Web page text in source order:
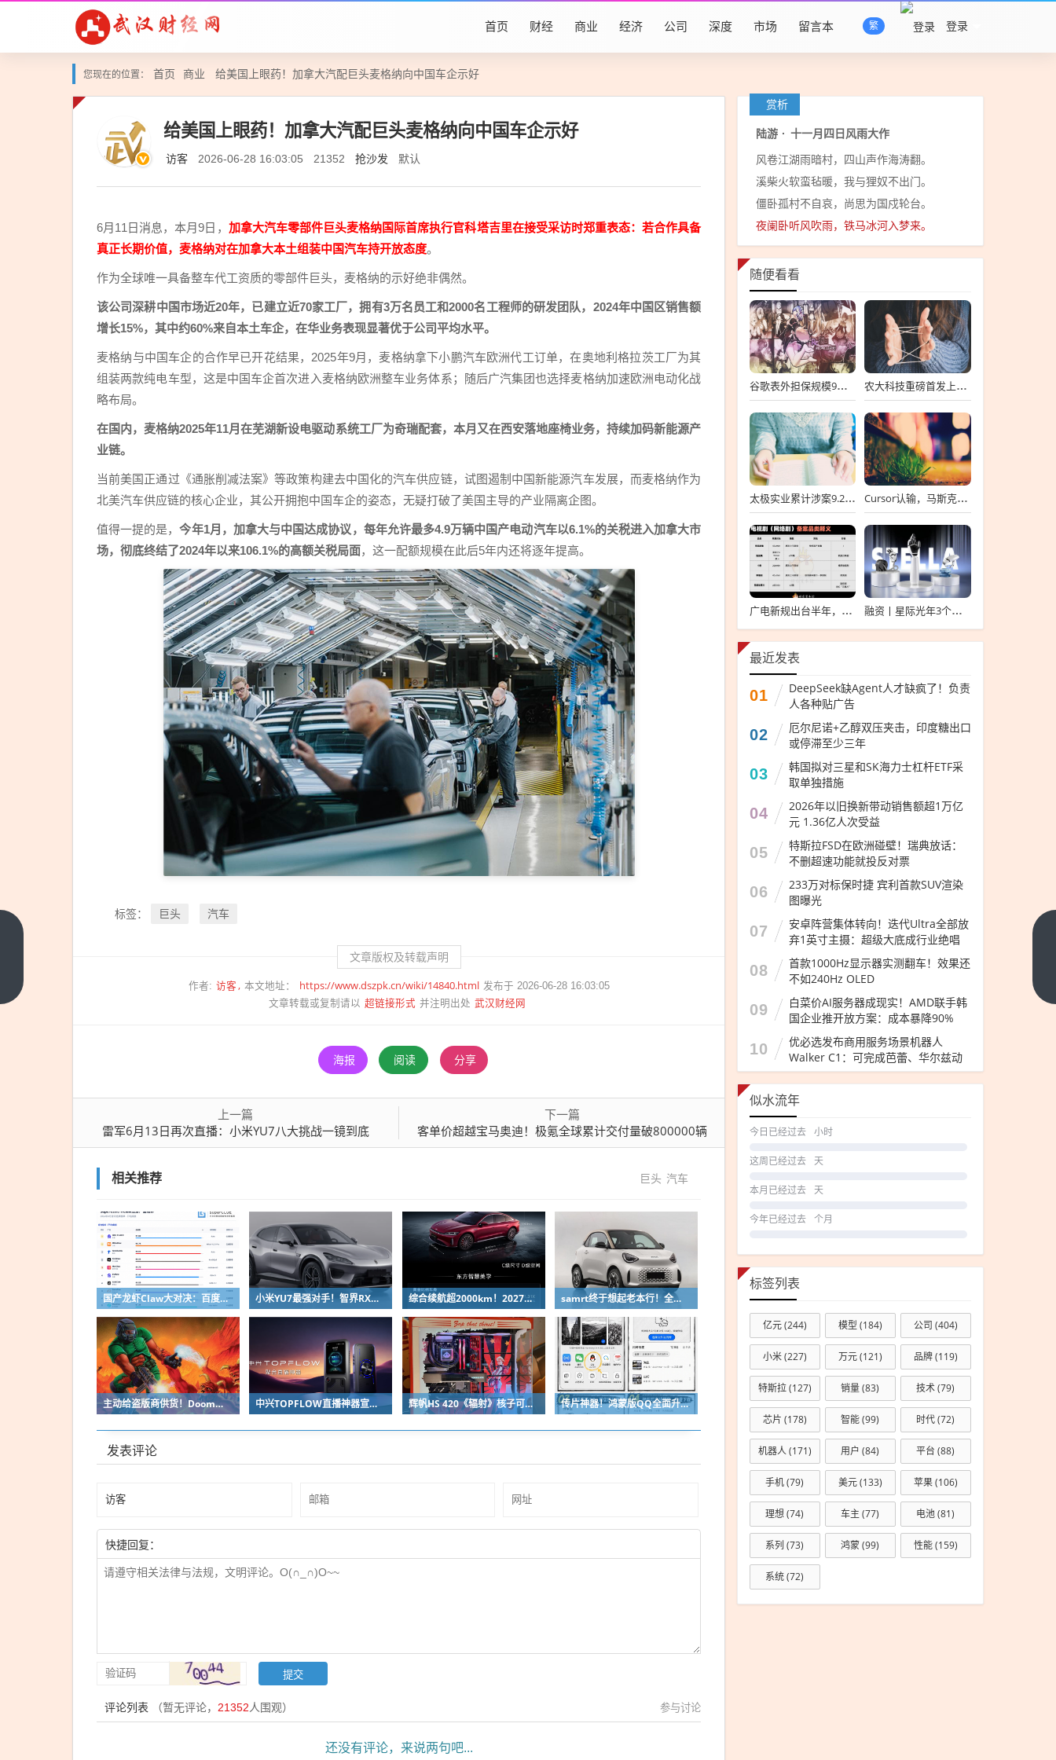
登录
繁
首页 财经 商业 经济 公司 深度 市场 留言本
您现在的位置： 首页 商业 给美国上眼药！加拿大汽配巨头麦格纳向中国车企示好
给美国上眼药！加拿大汽配巨头麦格纳向中国车企示好
访客 2026-06-28 16:03:05 21352 抢沙发 默认
6月11日消息，本月9日， 加拿大汽车零部件巨头麦格纳国际首席执行官科塔吉里在接受采访时郑重表态：若合作具备
真正长期价值，麦格纳对在加拿大本土组装中国汽车持开放态度。
作为全球唯一具备整车代工资质的零部件巨头，麦格纳的示好绝非偶然。
该公司深耕中国市场近20年，已建立近70家工厂，拥有3万名员工和2000名工程师的研发团队，2024年中国区销售额
增长15%，其中约60%来自本土车企，在华业务表现显著优于公司平均水平。
麦格纳与中国车企的合作早已开花结果，2025年9月，麦格纳拿下小鹏汽车欧洲代工订单，在奥地利格拉茨工厂为其
组装两款纯电车型，这是中国车企首次进入麦格纳欧洲整车业务体系；随后广汽集团也选择麦格纳加速欧洲电动化战
略布局。
在国内，麦格纳2025年11月在芜湖新设电驱动系统工厂为奇瑞配套，本月又在西安落地座椅业务，持续加码新能源产
业链。
当前美国正通过《通胀削减法案》等政策构建去中国化的汽车供应链，试图遏制中国新能源汽车发展，而麦格纳作为
北美汽车供应链的核心企业，其公开拥抱中国车企的姿态，无疑打破了美国主导的产业隔离企图。
值得一提的是，今年1月，加拿大与中国达成协议，每年允许最多4.9万辆中国产电动汽车以6.1%的关税进入加拿大市
场，彻底终结了2024年以来106.1%的高额关税局面，这一配额规模在此后5年内还将逐年提高。
标签： 巨头 汽车
文章版权及转载声明
作者: 访客 本文地址： https://www.dszpk.cn/wiki/14840.html 发布于 2026-06-28 16:03:05
文章转载或复制请以 超链接形式 并注明出处 武汉财经网
海报 阅读 分享
上一篇
雷军6月13日再次直播：小米YU7八大挑战一镜到底
下一篇
客单价超越宝马奥迪！极氪全球累计交付量破800000辆
800000
相关推荐 巨头 汽车
国产龙虾Claw大对决：百度第一、小米第二 小米YU7最强对手！智界RX新车申报：低趴车身颜值出众 综合续航超2000km！2027款奇瑞风云A9L上市：限时13.99万起 samrt终于想起老本行！全新微型纯电双座轿车精灵#2申报
主动给盗版商供货！Doom之父自曝曾向中国贱卖空包装 中兴TOPFLOW直播神器宣布8月14日开售：Wi-Fi 7 最多连接64台设备 辉帆HS 420《辐射》核子可乐定制版机箱亮相：2027年正式发售 传片神器！鸿蒙版QQ全面升级：10G大文件免压缩直传
发表评论
快捷回复：
评论列表 （暂无评论， 21352人围观） 参与讨论
还没有评论，来说两句吧...
赏析
陆游 · 十一月四日风雨大作
风卷江湖雨暗村，四山声作海涛翻。
溪柴火软蛮毡暖，我与狸奴不出门。
僵卧孤村不自哀，尚思为国戍轮台。
夜阑卧听风吹雨，铁马冰河入梦来。
随便看看
谷歌表外担保规模9个月涨6倍至438亿美元，用“财务兜底”换TPU芯片订单 农大科技重磅首发上会，北交所募资达4.13亿元，科技创新引领未来发展！
太极实业累计涉案9.2亿元，股价一周跌超30%，子公司起诉讨要6396万工程款 Cursor认输，马斯克没赢
广电新规出台半年，影视公司看懂这套“IP宇宙说明书”了吗？ 融资丨星际光年3个月内连续完成2轮融资，累计融资亿元
最近发表
01
DeepSeek缺Agent人才缺疯了！负责
人各种贴广告
02
厄尔尼诺+乙醇双压夹击，印度糖出口
或停滞至少三年
03
韩国拟对三星和SK海力士杠杆ETF采
取单独措施
04
2026年以旧换新带动销售额超1万亿
元 1.36亿人次受益
05
特斯拉FSD在欧洲碰壁！瑞典放话：
不删超速功能就投反对票
06
233万对标保时捷 宾利首款SUV渲染
图曝光
07
安卓阵营集体转向！迭代Ultra全部放
弃1英寸主摄：超级大底成行业绝唱
08
首款1000Hz显示器实测翻车！效果还
不如240Hz OLED
09
白菜价AI服务器成现实！AMD联手韩
国企业推开放方案：成本暴降90%
10
优必选发布商用服务场景机器人
Walker C1：可完成芭蕾、华尔兹动
作
似水流年
今日已经过去 小时
这周已经过去 天
本月已经过去 天
今年已经过去 个月
标签列表
亿元(244) 模型 (184) 公司 (404)
小米(227) 万元(121) 品牌(119)
特斯拉(127) 销量(83) 技术(79)
芯片 (178) 智能(99) 时代(72)
机器人(171) 用户 (84) 平台 (88)
手机(79) 美元(133) 苹果(106)
理想(74) 车主 (77) 电池(81)
系列 (73) 鸿蒙(99) 性能(159)
系统(72)